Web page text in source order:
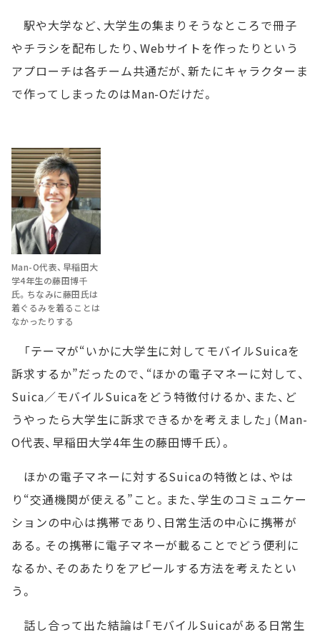
駅や大学など、大学生の集まりそうなところで冊子
やチラシを配布したり、Webサイトを作ったりという
アプローチは各チーム共通だが、新たにキャラクターま
で作ってしまったのはMan-Oだけだ。
Man-O代表、早稲田大
学4年生の藤田博千
氏。ちなみに藤田氏は
着ぐるみを着ることは
なかったりする
「テーマが“いかに大学生に対してモバイルSuicaを
訴求するか”だったので、“ほかの電子マネーに対して、
Suica／モバイルSuicaをどう特徴付けるか、また、ど
うやったら大学生に訴求できるかを考えました」（Man-
O代表、早稲田大学4年生の藤田博千氏）。
ほかの電子マネーに対するSuicaの特徴とは、やは
り“交通機関が使える”こと。また、学生のコミュニケー
ションの中心は携帯であり、日常生活の中心に携帯が
ある。その携帯に電子マネーが載ることでどう便利に
なるか、そのあたりをアピールする方法を考えたとい
う。
話し合って出た結論は「モバイルSuicaがある日常生